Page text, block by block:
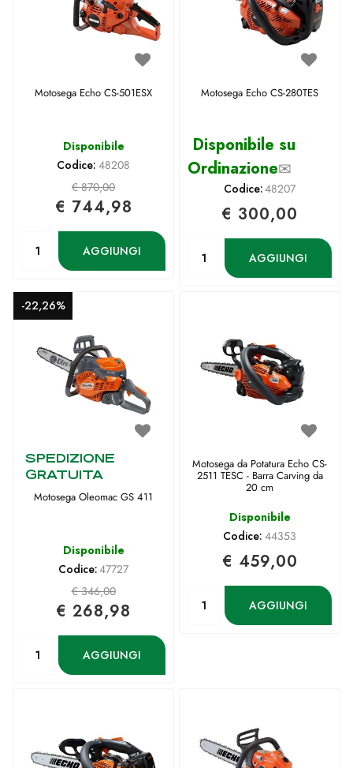
Motosega Echo CS-501ESX
Disponibile
Codice: 48208
€ 870,00
€ 744,98
AGGIUNGI
Motosega Echo CS-280TES
Disponibile su
Ordinazione✉
Codice:48207
€ 300,00
AGGIUNGI
-22,26%
SPEDIZIONE
GRATUITA
Motosega Oleomac GS 411
Disponibile
Codice:47727
€ 346,00
€ 268,98
AGGIUNGI
Motosega da Potatura Echo CS-
2511 TESC - Barra Carving da
20 cm
Disponibile
Codice: 44353
€ 459,00
AGGIUNGI